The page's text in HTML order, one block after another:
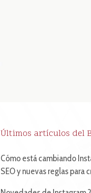
Últimos artículos del
Cómo está cambiando
SEO y nuevas reglas para